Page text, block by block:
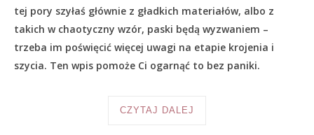
tej pory szyłaś głównie z gładkich materiałów, albo z
takich w chaotyczny wzór, paski będą wyzwaniem –
trzeba im poświęcić więcej uwagi na etapie krojenia i
szycia. Ten wpis pomoże Ci ogarnąć to bez paniki.
CZYTAJ DALEJ